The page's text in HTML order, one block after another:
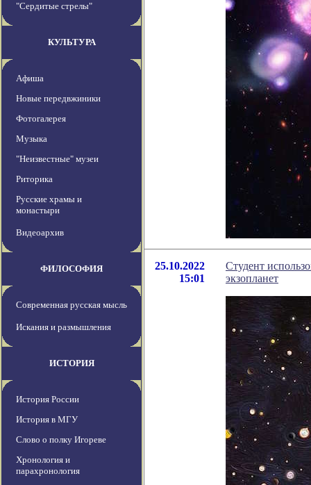
"Сердитые стрелы"
КУЛЬТУРА
Афиша
Новые передвжиники
Фотогалерея
Музыка
"Неизвестные" музеи
Риторика
Русские храмы и
монастыри
Видеоархив
ФИЛОСОФИЯ
Современная русская мысль
Искания и размышления
ИСТОРИЯ
История России
История в МГУ
Слово о полку Игореве
Хронология и
парахронология
25.10.2022
15:01
Студент
экзопланет